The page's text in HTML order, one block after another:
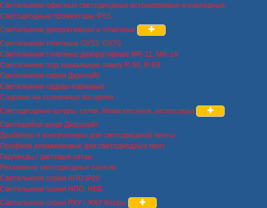
Светильники офисные светодиодные встраиваемые и накладные
Светодиодные прожекторы IP65
Светильники декоративные и точечные
Светильники точечные GX53, GX70
Светильники точечные декоративные MR-11, MR-16
Светильники под зеркальную лампу R-50, R-63
Светильники серии Даунлайт
Светильники садово-парковые
Садовые на солнечных батареях
Светодиодные шнуры, сетки, блоки питания, аксессуары
Светящийся шнур Дюралайт
Драйверы и контроллеры для светодиодной ленты
Профили алюминиевые для светодиодных лент
Гирлянды / световые сетки
Рекламные светодиодные панели
Светильники серии ЛПО IP20
Светильники серии НПО, НББ
Светильники серии РКУ / ЖКУ Кобры